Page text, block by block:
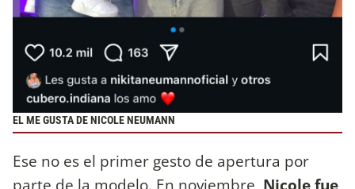
EL ME GUSTA DE NICOLE NEUMANN
Ese no es el primer gesto de apertura por
parte de la modelo. En noviembre, Nicole fue